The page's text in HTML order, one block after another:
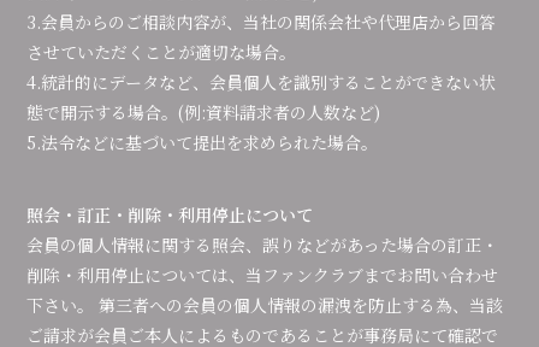
3.会員からのご相談内容が、当社の関係会社や代理店から回答
させていただくことが適切な場合。
4.統計的にデータなど、会員個人を識別することができない状
態で開示する場合。(例:資料請求者の人数など)
5.法令などに基づいて提出を求められた場合。
照会・訂正・削除・利用停止について
会員の個人情報に関する照会、誤りなどがあった場合の訂正・
削除・利用停止については、当ファンクラブまでお問い合わせ
下さい。 第三者への会員の個人情報の漏洩を防止する為、当該
ご請求が会員ご本人によるものであることが事務局にて確認で